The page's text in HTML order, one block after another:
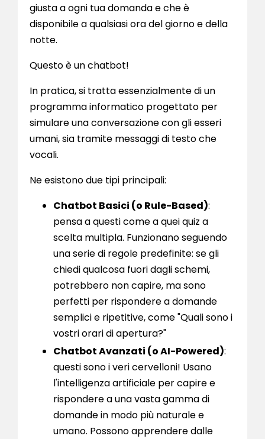
giusta a ogni tua domanda e che è
disponibile a qualsiasi ora del giorno e della
notte.
Questo è un chatbot!
In pratica, si tratta essenzialmente di un
programma informatico progettato per
simulare una conversazione con gli esseri
umani, sia tramite messaggi di testo che
vocali.
Ne esistono due tipi principali:
Chatbot Basici (o Rule-Based):
pensa a questi come a quei quiz a
scelta multipla. Funzionano seguendo
una serie di regole predefinite: se gli
chiedi qualcosa fuori dagli schemi,
potrebbero non capire, ma sono
perfetti per rispondere a domande
semplici e ripetitive, come "Quali sono i
vostri orari di apertura?"
Chatbot Avanzati (o AI-Powered):
questi sono i veri cervelloni! Usano
l'intelligenza artificiale per capire e
rispondere a una vasta gamma di
domande in modo più naturale e
umano. Possono apprendere dalle